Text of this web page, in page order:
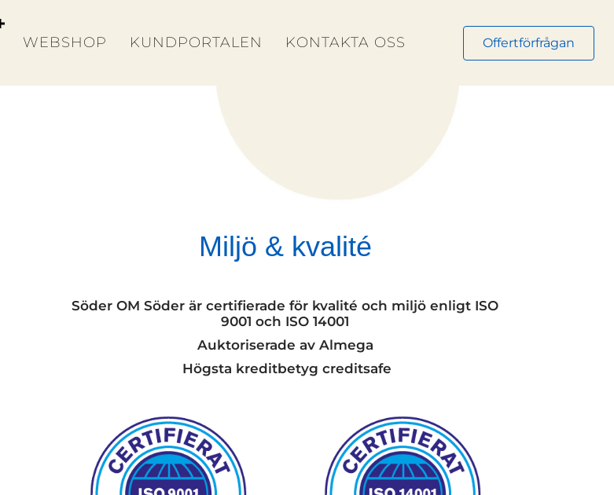
WEBSHOP KUNDPORTALEN KONTAKTA OSS Offertförfrågan
Miljö & kvalité
Söder OM Söder är certifierade för kvalité och miljö enligt ISO
9001 och ISO 14001
Auktoriserade av Almega
Högsta kreditbetyg creditsafe